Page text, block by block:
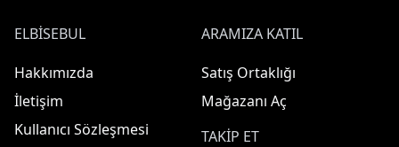
ELBISEBUL
Hakkımızda
İletişim
Kullanıcı Sözleşmesi
ARAMIZA KATIL
Satış Ortaklığı
Mağazanı Aç
TAKIP ET